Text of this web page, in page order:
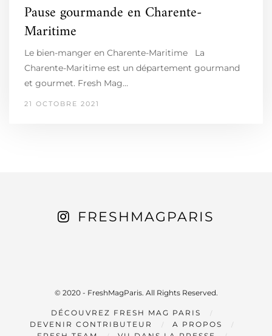
Pause gourmande en Charente-
Maritime
Le bien-manger en Charente-Maritime La
Charente-Maritime est un département gourmand
et gourmet. Fresh Mag…
21 OCTOBRE 2021
FRESHMAGPARIS
© 2020 - FreshMagParis. All Rights Reserved.
DÉCOUVREZ FRESH MAG PARIS
DEVENIR CONTRIBUTEUR
A PROPOS